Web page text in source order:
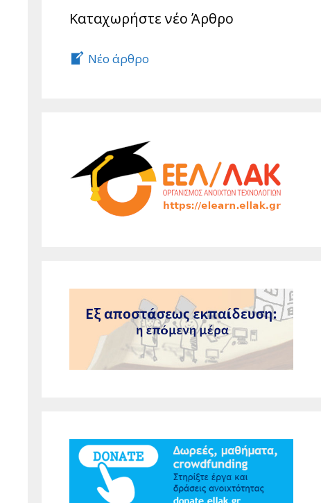
Καταχωρήστε νέο Άρθρο
Νέο άρθρο